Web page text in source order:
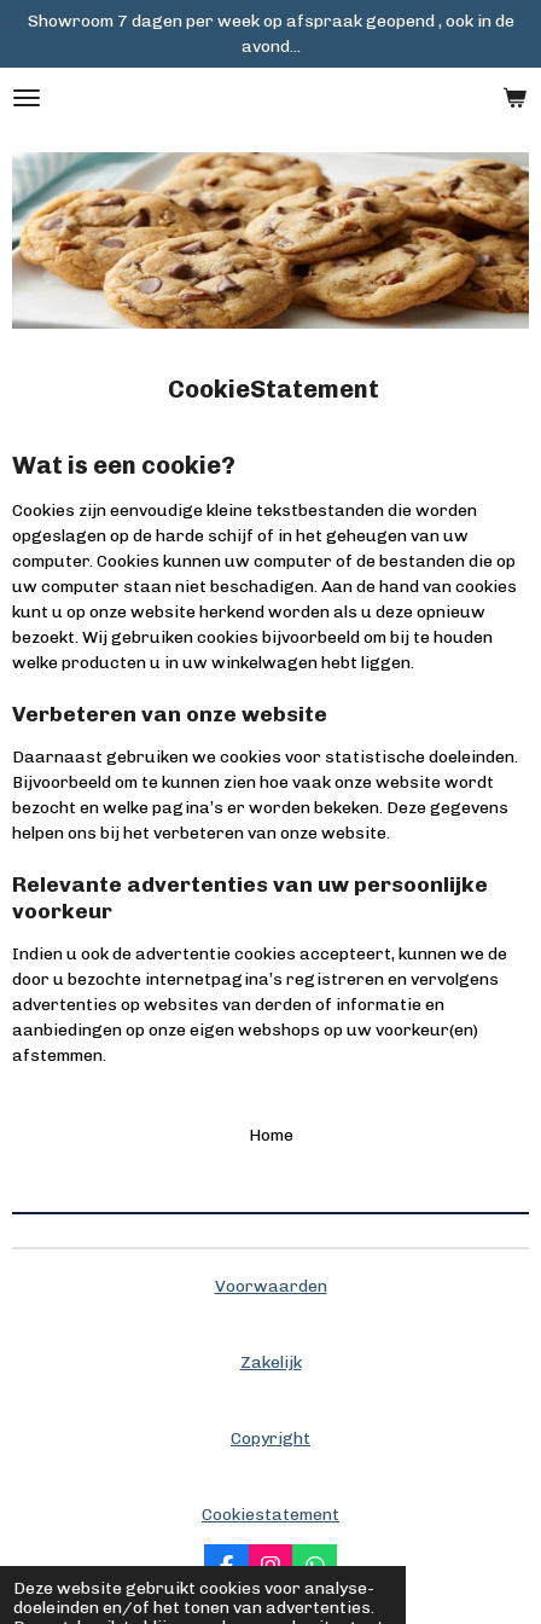
Deze website gebruikt cookies voor analyse-
doeleinden en/of het tonen van advertenties.
Ga
naar
de
Showroom 7 dagen per week op afspraak geopend , ook in de
avond...
CookieStatement
Wat is een cookie?
Cookies zijn eenvoudige kleine tekstbestanden die worden
opgeslagen op de harde schijf of in het geheugen van uw
computer. Cookies kunnen uw computer of de bestanden die op
uw computer staan niet beschadigen. Aan de hand van cookies
kunt u op onze website herkend worden als u deze opnieuw
bezoekt. Wij gebruiken cookies bijvoorbeeld om bij te houden
welke producten u in uw winkelwagen hebt liggen.
Verbeteren van onze website
Daarnaast gebruiken we cookies voor statistische doeleinden.
Bijvoorbeeld om te kunnen zien hoe vaak onze website wordt
bezocht en welke pagina’s er worden bekeken. Deze gegevens
helpen ons bij het verbeteren van onze website.
Relevante advertenties van uw persoonlijke
voorkeur
Indien u ook de advertentie cookies accepteert, kunnen we de
door u bezochte internetpagina’s registreren en vervolgens
advertenties op websites van derden of informatie en
aanbiedingen op onze eigen webshops op uw voorkeur(en)
afstemmen.
Home
Voorwaarden
Zakelijk
Copyright
Cookiestatement
a
c
n
s
h
a
© 2020 - 2026 Anybed